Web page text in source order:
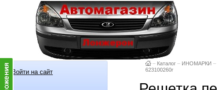
Войти на сайт
– Каталог – ИНОМАРКИ –
623100260r